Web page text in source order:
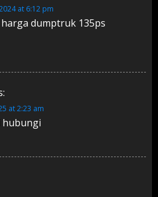
at 6:12 pm
dumptruk 135ps
at 2:23 am
hubungi